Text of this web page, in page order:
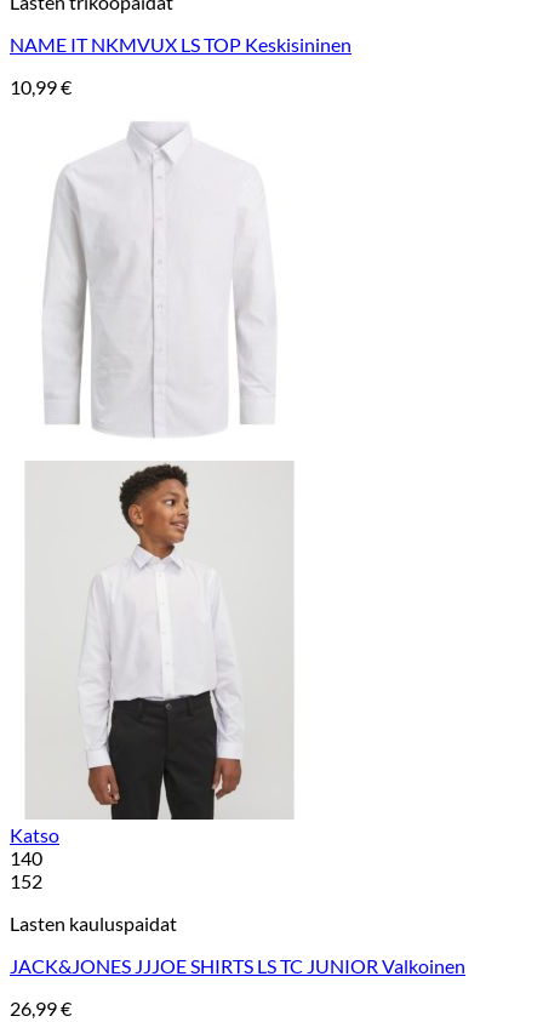
NAME IT NKMVUX LS TOP Keskisininen
10,99€
Katso
140
152
Lasten kauluspaidat
JACK&JONES JJJOE SHIRTS LS TC JUNIOR Valkoinen
26,99€